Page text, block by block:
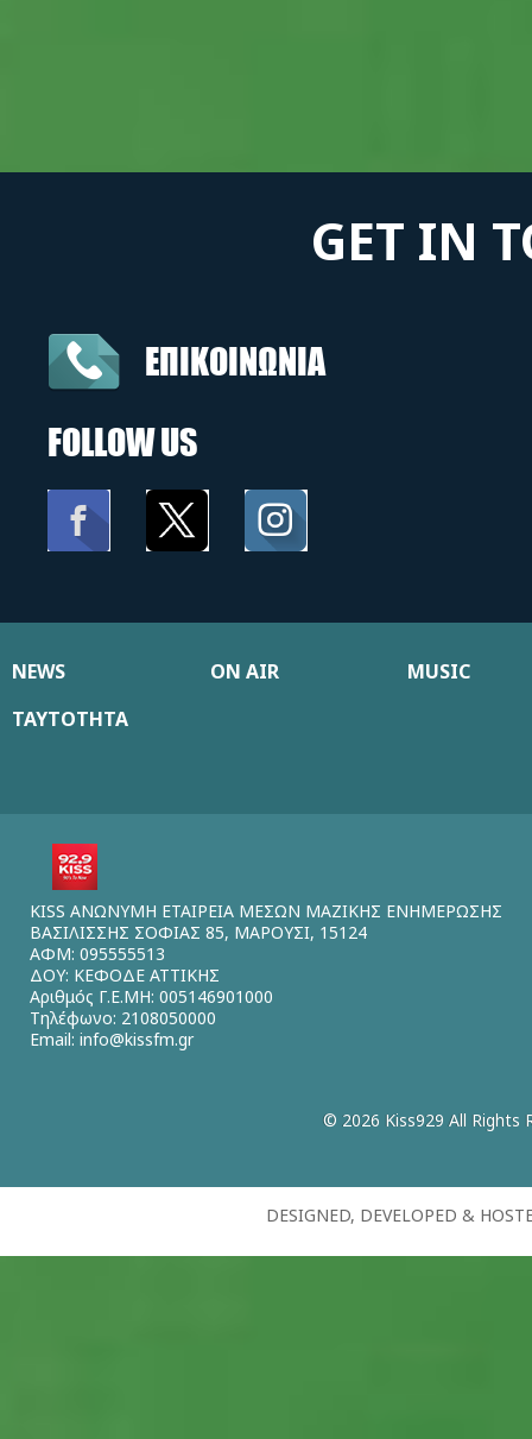
GET IN
ΕΠΙΚΟΙΝΩΝΙΑ
FOLLOW US
NEWS ON AIR
MUSIC
ΤΑΥΤΟΤΗΤΑ
KISS ΑΝΩΝΥΜΗ ΕΤΑΙΡΕΙΑ ΜΕΣΩΝ ΜΑΖΙΚΗΣ ΕΝΗΜΕΡΩΣΗΣ
ΒΑΣΙΛΙΣΣΗΣ ΣΟΦΙΑΣ 85, ΜΑΡΟΥΣΙ, 15124
ΑΦΜ: 095555513
ΔΟΥ: ΚΕΦΟΔΕ ΑΤΤΙΚΗΣ
Αριθμός Γ.Ε.ΜΗ: 005146901000
Τηλέφωνο: 2108050000
Email: info@kissfm.gr
© 2026 Kiss929 All Rights
DESIGNED, DEVELOPED &